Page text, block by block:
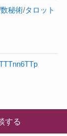
数秘術/タロット
する